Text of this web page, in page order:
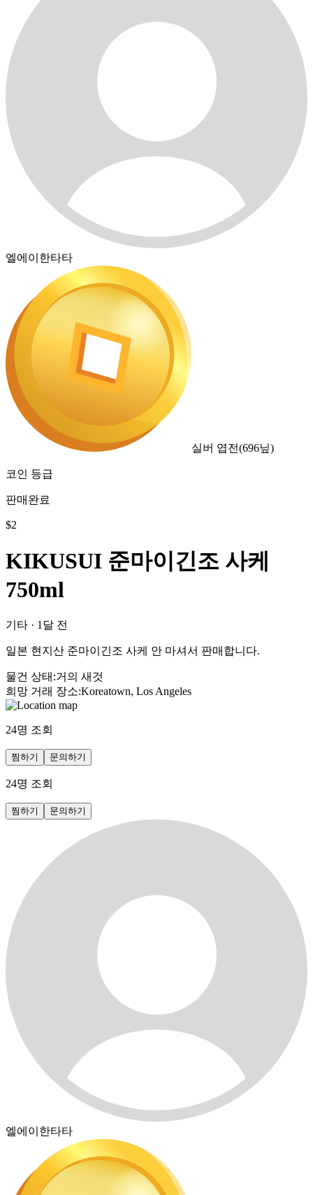
엘에이한타타
실버 엽전(696닢)
코인 등급
판매완료
$2
KIKUSUI 준마이긴조 사케
750ml
기타 · 1달 전
일본 현지산 준마이긴조 사케 안 마셔서 판매합니다.
물건 상태 :거의 새것
희망 거래 장소:Koreatown, Los Angeles
24명 조회
찜하기 문의하기
24명 조회
찜하기 문의하기
엘에이한타타